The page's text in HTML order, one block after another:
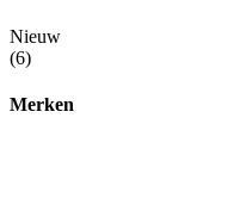
Nieuw
(6)
Merken